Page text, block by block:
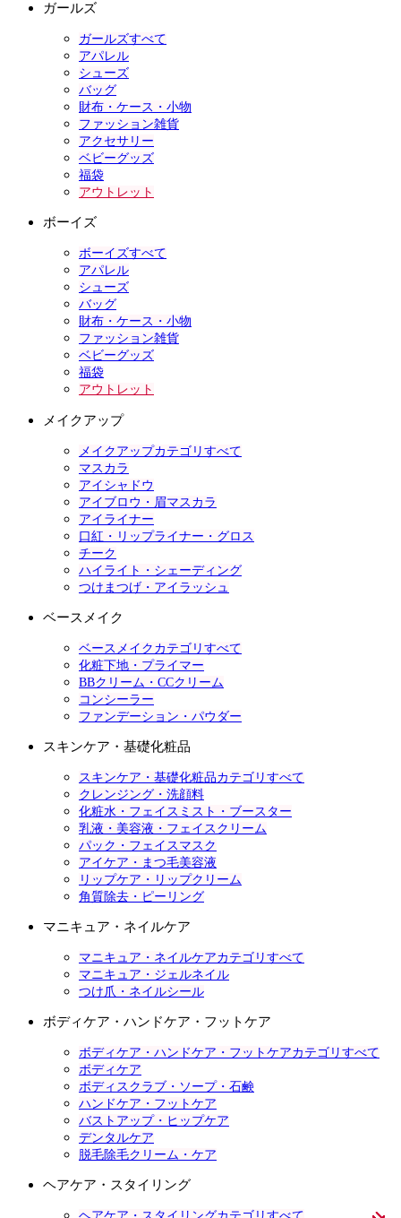
ガールズ
ガールズすべて
アパレル
シューズ
バッグ
財布・ケース・小物
ファッション雑貨
アクセサリー
ベビーグッズ
福袋
アウトレット
ボーイズ
ボーイズすべて
アパレル
シューズ
バッグ
財布・ケース・小物
ファッション雑貨
ベビーグッズ
福袋
アウトレット
メイクアップ
メイクアップカテゴリすべて
マスカラ
アイシャドウ
アイブロウ・眉マスカラ
アイライナー
口紅・リップライナー・グロス
チーク
ハイライト・シェーディング
つけまつげ・アイラッシュ
ベースメイク
ベースメイクカテゴリすべて
化粧下地・プライマー
BBクリーム・CCクリーム
コンシーラー
ファンデーション・パウダー
スキンケア・基礎化粧品
スキンケア・基礎化粧品カテゴリすべて
クレンジング・洗顔料
化粧水・フェイスミスト・ブースター
乳液・美容液・フェイスクリーム
パック・フェイスマスク
アイケア・まつ毛美容液
リップケア・リップクリーム
角質除去・ピーリング
マニキュア・ネイルケア
マニキュア・ネイルケアカテゴリすべて
マニキュア・ジェルネイル
つけ爪・ネイルシール
ボディケア・ハンドケア・フットケア
ボディケア・ハンドケア・フットケアカテゴリすべて
ボディケア
ボディスクラブ・ソープ・石鹸
ハンドケア・フットケア
バストアップ・ヒップケア
デンタルケア
脱毛除毛クリーム・ケア
ヘアケア・スタイリング